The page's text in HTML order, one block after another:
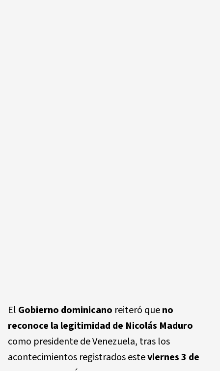
El Gobierno dominicano reiteró queno
reconoce la legitimidad de Nicolás Maduro
como presidente de Venezuela, tras los
acontecimientos registrados esteviernes 3 de